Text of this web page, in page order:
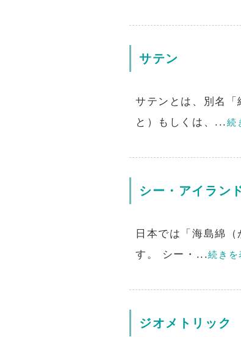
サテン
サテンとは、別名
と）もしくは、...続
シー・アイラン
日本では「海島綿
す。 シー・...続きを
ジオメトリック